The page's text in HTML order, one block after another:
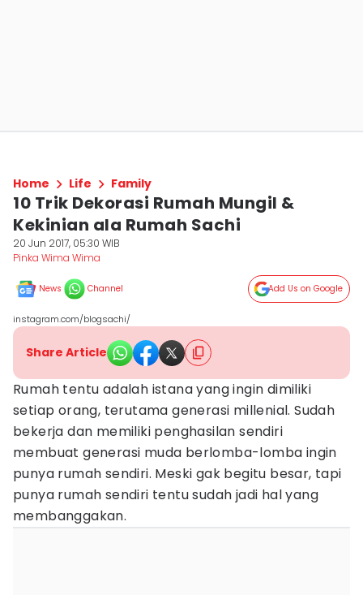
Home Life Family
10 Trik Dekorasi Rumah Mungil &
Kekinian ala Rumah Sachi
20 Jun 2017, 05:30 WIB
Pinka Wima Wima
News Channel Add Us on Google
instagram.com/blogsachi/
Share Article
Rumah tentu adalah istana yang ingin dimiliki
setiap orang, terutama generasi millenial. Sudah
bekerja dan memiliki penghasilan sendiri
membuat generasi muda berlomba-lomba ingin
punya rumah sendiri. Meski gak begitu besar, tapi
punya rumah sendiri tentu sudah jadi hal yang
membanggakan.